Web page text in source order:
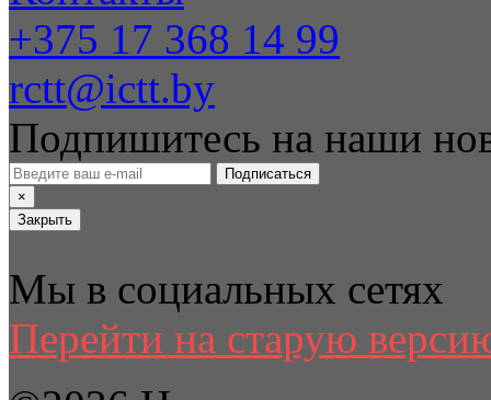
+375 17 368 14 99
rctt@ictt.by
Подпишитесь на наши
Подписаться
×
Закрыть
Мы в социальных сетях
Перейти на старую